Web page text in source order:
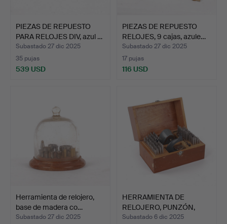
PIEZAS DE REPUESTO
PARA RELOJES DIV, azul …
Subastado 27 dic 2025
35 pujas
539 USD
PIEZAS DE REPUESTO
RELOJES, 9 cajas, azule…
Subastado 27 dic 2025
17 pujas
116 USD
Herramienta de relojero,
base de madera co…
Subastado 27 dic 2025
HERRAMIENTA DE
RELOJERO, PUNZÓN,
BOLEY.
Subastado 6 dic 2025